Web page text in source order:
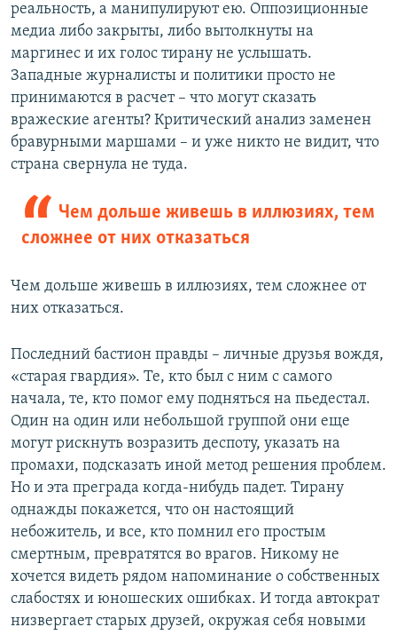
реальность, а манипулируют ею. Оппозиционные
медиа либо закрыты, либо вытолкнуты на
маргинес и их голос тирану не услышать.
Западные журналисты и политики просто не
принимаются в расчет – что могут сказать
вражеские агенты? Критический анализ заменен
бравурными маршами – и уже никто не видит, что
страна свернула не туда.
Чем дольше живешь в иллюзиях, тем
сложнее от них отказаться
Чем дольше живешь в иллюзиях, тем сложнее от
них отказаться.
Последний бастион правды – личные друзья вождя,
«старая гвардия». Те, кто был с ним с самого
начала, те, кто помог ему подняться на пьедестал.
Один на один или небольшой группой они еще
могут рискнуть возразить деспоту, указать на
промахи, подсказать иной метод решения проблем.
Но и эта преграда когда-нибудь падет. Тирану
однажды покажется, что он настоящий
небожитель, и все, кто помнил его простым
смертным, превратятся во врагов. Никому не
хочется видеть рядом напоминание о собственных
слабостях и юношеских ошибках. И тогда автократ
низвергает старых друзей, окружая себя новыми